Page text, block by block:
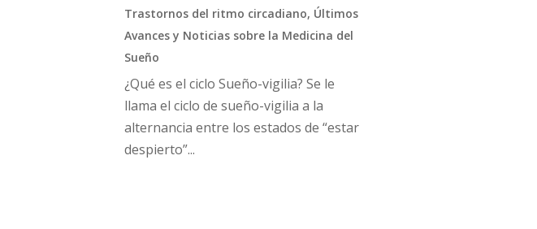
Trastornos del ritmo circadiano, Últimos
Avances y Noticias sobre la Medicina del
Sueño
¿Qué es el ciclo Sueño-vigilia? Se le
llama el ciclo de sueño-vigilia a la
alternancia entre los estados de “estar
despierto”...